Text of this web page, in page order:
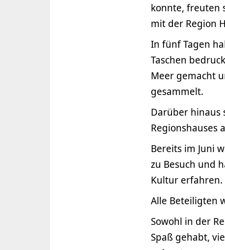
konnte, freuten
mit der Region
In fünf Tagen
Taschen
Meer gemacht
gesammelt.
Darüber hinaus
Regionshauses
Bereits im Juni
zu Besuch und
Kultur erfahren.
Alle Beteiligten
Sowohl in der
Spaß gehabt,